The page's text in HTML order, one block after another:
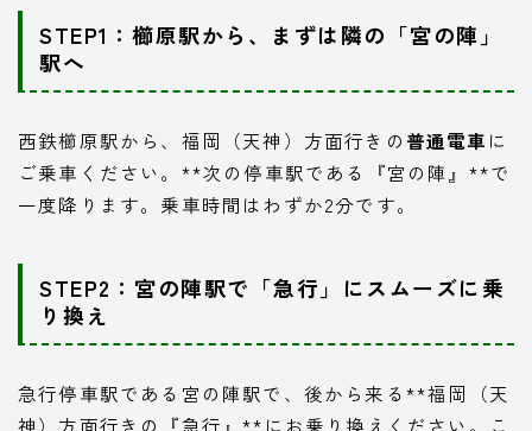
STEP1：櫛原駅から、まずは隣の「宮の陣」
駅へ
西鉄櫛原駅から、福岡（天神）方面行きの 普通電車 に
ご乗車ください。**次の停車駅である『宮の陣』**で
一度降ります。乗車時間はわずか2分です。
STEP2：宮の陣駅で「急行」にスムーズに乗
り換え
急行停車駅である宮の陣駅で、後から来る**福岡（天
神）方面行きの『急行』**にお乗り換えください。こ